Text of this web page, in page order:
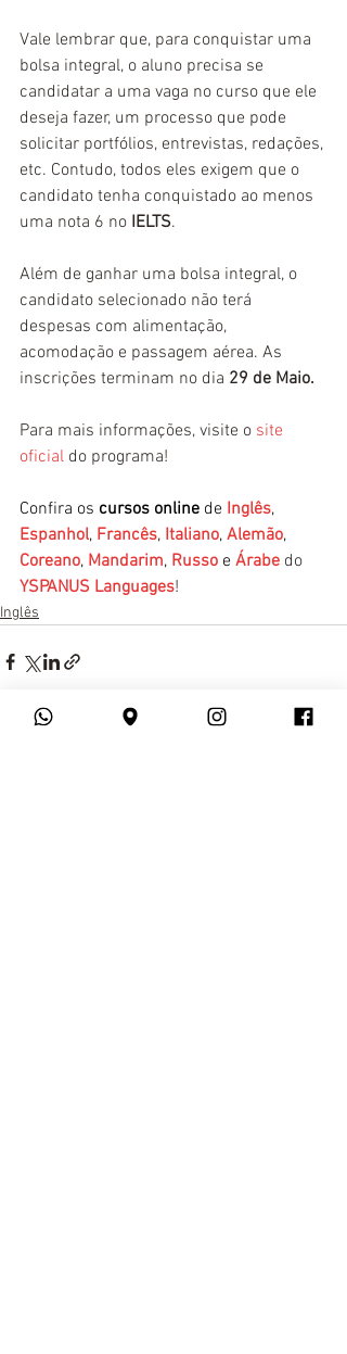
Vale lembrar que, para conquistar uma
bolsa integral, o aluno precisa se
candidatar a uma vaga no curso que ele
deseja fazer, um processo que pode
solicitar portfólios, entrevistas, redações,
etc. Contudo, todos eles exigem que o
candidato tenha conquistado ao menos
uma nota 6 no IELTS.
Além de ganhar uma bolsa integral, o
candidato selecionado não terá
despesas com alimentação,
acomodação e passagem aérea. As
inscrições terminam no dia 29 de Maio.
Para mais informações, visite o site
oficial do programa!
Confira os cursos online de Inglês,
Espanhol, Francês, Italiano, Alemão,
Coreano, Mandarim, Russo e Árabe do
YSPANUS Languages!
Inglês